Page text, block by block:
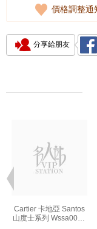
價格調整通
分享給朋友
Cartier 卡地亞 Santos
山度士系列 Wssa0018